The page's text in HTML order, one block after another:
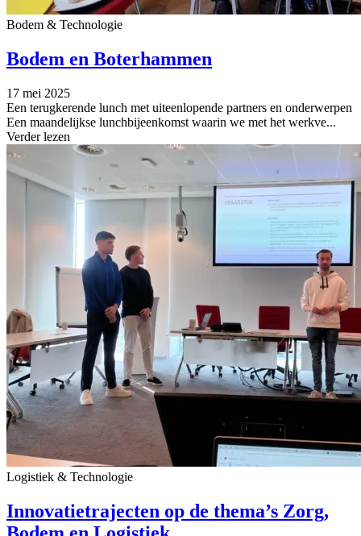
Bodem & Technologie
Bodem en Boterhammen
17 mei 2025
Een terugkerende lunch met uiteenlopende partners en onderwerpen
Een maandelijkse lunchbijeenkomst waarin we met het werkve...
Verder lezen
Logistiek & Technologie
Innovatietrajecten op de thema’s Zorg,